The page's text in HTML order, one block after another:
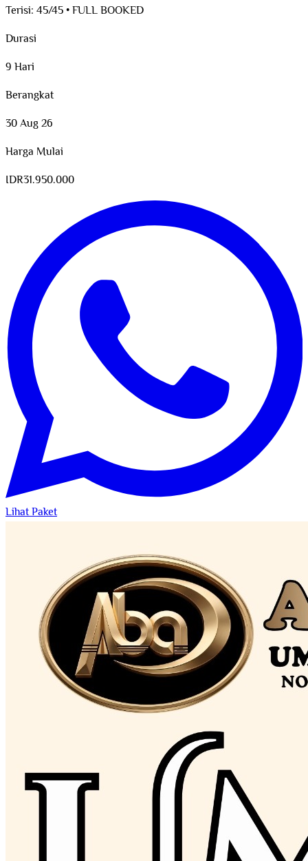
Terisi: 45/45•FULL BOOKED
Durasi
9 Hari
Berangkat
30 Aug 26
Harga Mulai
IDR31.950.000
Lihat Paket